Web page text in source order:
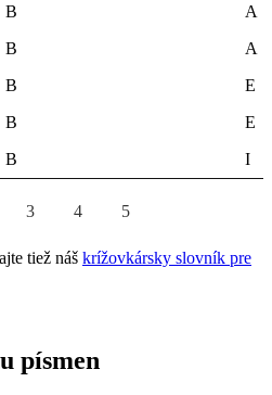
B
A
B
A
B
E
B
E
B I
3 4 5
tiež náš krížovkársky slovník pre
písmen